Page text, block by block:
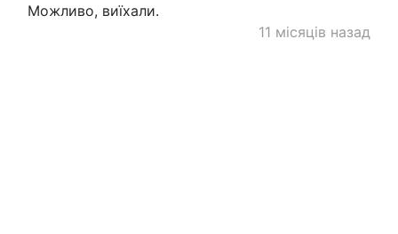
Можливо, виїхали.
11 місяців назад